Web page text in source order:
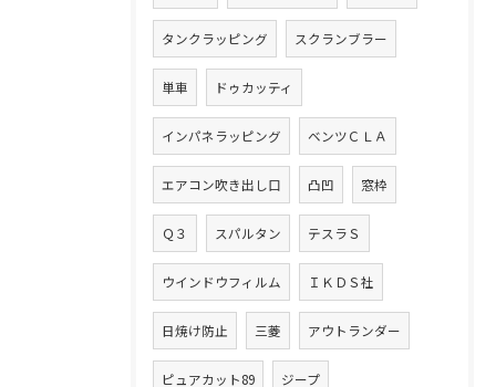
タンクラッピング スクランブラー
単車 ドゥカッティ
インパネラッピング ベンツＣＬＡ
エアコン吹き出し口 凸凹 窓枠
Ｑ３ スパルタン テスラＳ
ウインドウフィルム ＩＫＤＳ社
日焼け防止 三菱 アウトランダー
ピュアカット89 ジープ